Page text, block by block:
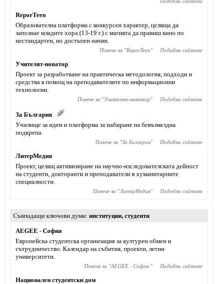
ReporTeen
Образoвателна платформа с конкурсен характер, целяща да
запознае младите хора (13-19 г.) с магията да правиш кино по
нестандартен, но достъпен начин.
Повече за "ReporTeen" Подобни сайтове
Учителят-новатор
Проект за разработване на практическа методология, подходи и
средства в помощ на преподавателите по информационни
технологии.
Повече за "Учителят-новатор" Подобни сайтове
За България
Училище за идеи и платформа за набиране на бевъзмездна
подкрепа.
Повече за "За България" Подобни сайтове
ЛитерМедия
Проект, целящ активизиране на научно-изследователската дейност
на студенти, докторанти и преподаватели в хуманитарните
специалности.
Повече за "ЛитерМедия" Подобни сайтове
Съвпадащи ключови думи институции, студенти
AEGEE - София
Европейска студентска организация за културен обмен и
сътрудничество. Календар на събития, проекти, летни
университети.
Повече за "AEGEE - София " Подобни сайтове
Национален студентски дом